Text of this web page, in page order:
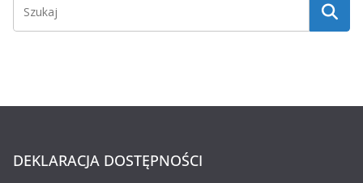
DEKLARACJA DOSTĘPNOŚCI